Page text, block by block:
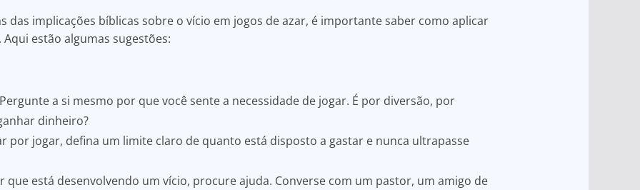
das implicações bíblicas sobre o vício em jogos de azar, é importante saber como aplicar
estão algumas sugestões:
Pergunte a si mesmo por que você sente a necessidade de jogar. É por diversão, por
dinheiro?
por jogar, defina um limite claro de quanto está disposto a gastar e nunca ultrapasse
que está desenvolvendo um vício, procure ajuda. Converse com um pastor, um amigo de